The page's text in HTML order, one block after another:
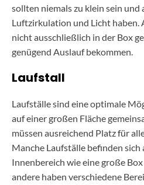
sollten niemals zu klein sein und
Luftzirkulation und Licht haben.
nicht ausschließlich in der Box
genügend Auslauf bekommen.
Laufstall
Laufställe sind eine optimale
auf einer großen Fläche
müssen ausreichend Platz für
Manche Laufställe befinden sich
Innenbereich wie eine große
andere haben verschiedene